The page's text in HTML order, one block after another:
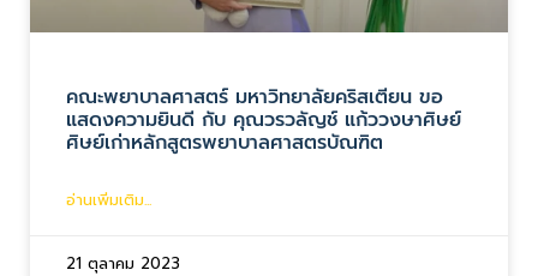
คณะพยาบาลศาสตร์ มหาวิทยาลัยคริสเตียน ขอ
แสดงความยินดี กับ คุณวรวลัญช์ แก้ววงษาศิษย์
ศิษย์เก่าหลักสูตรพยาบาลศาสตรบัณฑิต
อ่านเพิ่มเติม...
21 ตุลาคม 2023